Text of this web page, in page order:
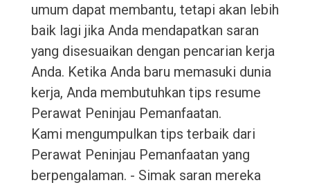
umum dapat membantu, tetapi akan lebih
baik lagi jika Anda mendapatkan saran
yang disesuaikan dengan pencarian kerja
Anda. Ketika Anda baru memasuki dunia
kerja, Anda membutuhkan tips resume
Perawat Peninjau Pemanfaatan.
Kami mengumpulkan tips terbaik dari
Perawat Peninjau Pemanfaatan yang
berpengalaman. - Simak saran mereka